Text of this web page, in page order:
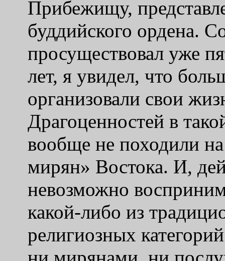
Прибежищу,
буддийского ордена.
просуществовал уже
лет, я увидел, что
организовали свои
Драгоценностей в
вообще не походили
мирян» Востока. И,
невозможно
какой-либо из
религиозных